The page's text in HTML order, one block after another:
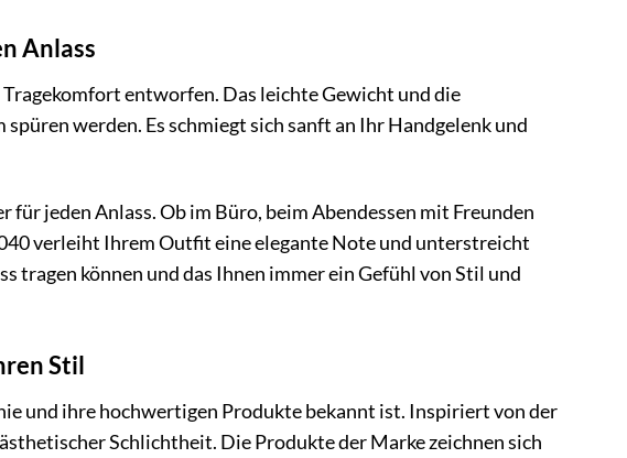
Anlass
entworfen. Das leichte Gewicht und die
werden. Es schmiegt sich sanft an Ihr Handgelenk und
jeden Anlass. Ob im Büro, beim Abendessen mit Freunden
verleiht Ihrem Outfit eine elegante Note und unterstreicht
tragen können und das Ihnen immer ein Gefühl von Stil und
Stil
und ihre hochwertigen Produkte bekannt ist. Inspiriert von der
Schlichtheit. Die Produkte der Marke zeichnen sich